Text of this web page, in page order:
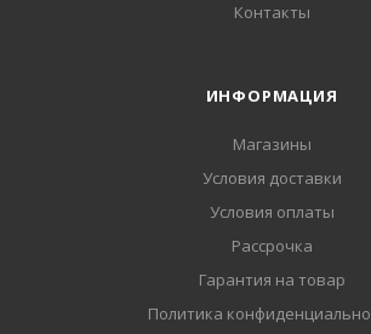
Контакты
ИНФОРМАЦИЯ
Магазины
Условия доставки
Условия оплаты
Рассрочка
Гарантия на товар
Политика